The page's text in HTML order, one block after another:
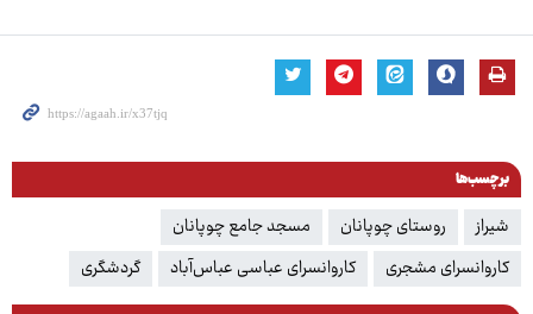
برچسب‌ها
شیراز روستای چوپانان
مسجد جامع چوپانان
کاروانسرای مشجری
کاروانسرای عباسی عباس‌آباد گردشگری